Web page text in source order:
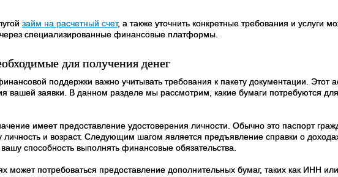
займ на расчетный счет, а также уточнить конкретные требования и услуги
специализированные финансовые платформы.
для получения денег
поддержки важно учитывать требования к пакету документации. Этот
вашей заявки. В данном разделе мы рассмотрим, какие бумаги потребуются
имеет предоставление удостоверения личности. Обычно это паспорт
личность и возраст. Следующим шагом является предъявление справки о
способность выполнять финансовые обязательства.
может потребоваться предоставление дополнительных бумаг, таких как ИНН